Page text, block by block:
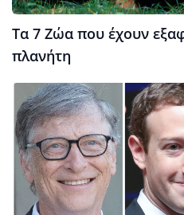
Τα 7 Ζώα που έχουν
πλανήτη